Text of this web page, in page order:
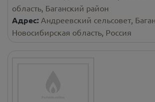
область, Баганский район
Адрес: Андреевский сельсовет,
Новосибирская область, Россия